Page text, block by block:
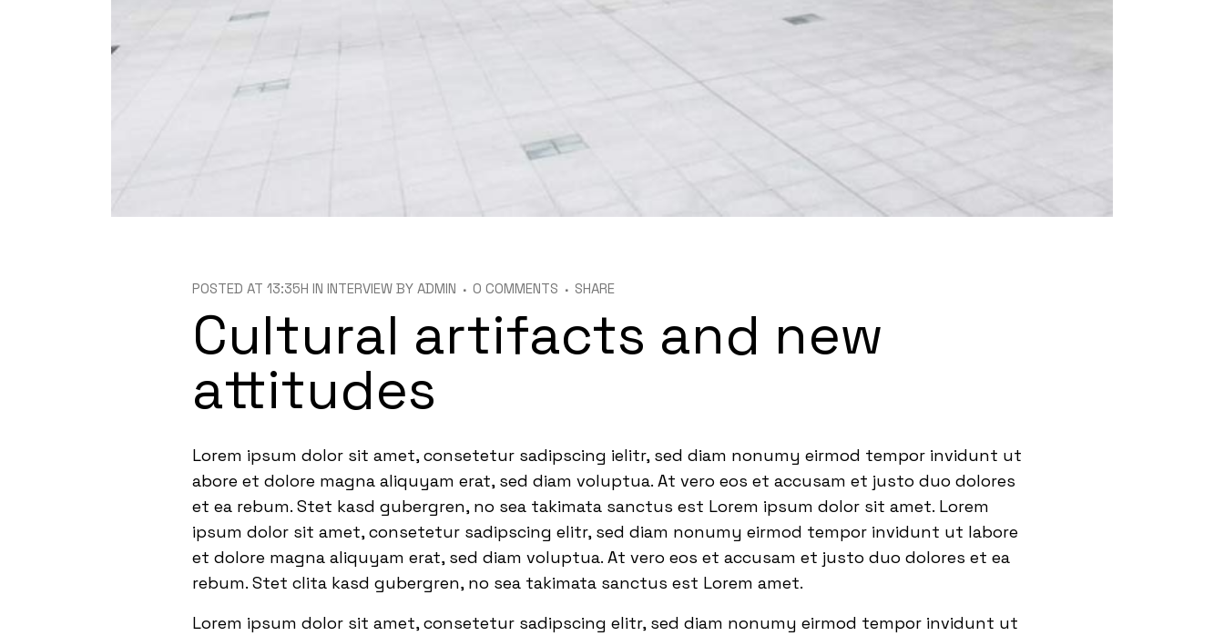
Cultural artifacts and new
attitudes
POSTED AT 13:35H ININTERVIEW BYADMIN 0 COMMENTS SHARE
Lorem ipsum dolor sit amet, consetetur sadipscing ielitr, sed diam nonumy eirmod tempor invidunt ut
abore et dolore magna aliquyam erat, sed diam voluptua. At vero eos et accusam et justo duo dolores
et ea rebum. Stet kasd gubergren, no sea takimata sanctus est Lorem ipsum dolor sit amet. Lorem
ipsum dolor sit amet, consetetur sadipscing elitr, sed diam nonumy eirmod tempor invidunt ut labore
et dolore magna aliquyam erat, sed diam voluptua. At vero eos et accusam et justo duo dolores et ea
rebum. Stet clita kasd gubergren, no sea takimata sanctus est Lorem amet.
Lorem ipsum dolor sit amet, consetetur sadipscing elitr, sed diam nonumy eirmod tempor invidunt ut